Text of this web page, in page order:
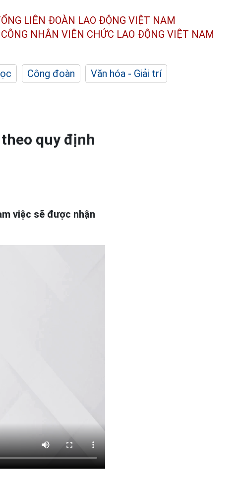
LIÊN ĐOÀN LAO ĐỘNG VIỆT NAM
NHÂN VIÊN CHỨC LAO ĐỘNG VIỆT NAM
Công đoàn
Văn hóa - Giải trí
quy định
việc sẽ được nhận